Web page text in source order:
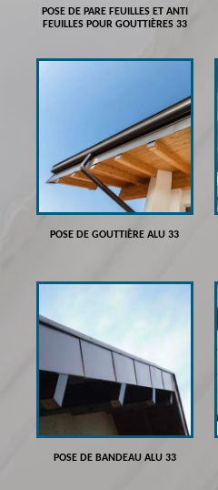
POSE DE PARE FEUILLES ET ANTI
FEUILLES POUR GOUTTIÈRES 33
POSE DE GOUTTIÈRE ALU 33
POSE DE BANDEAU ALU 33